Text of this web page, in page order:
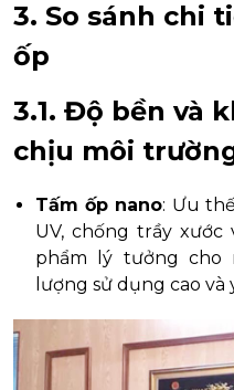
3. So sánh chi
ốp
3.1. Độ bền và
chịu môi
Tấm ốp nano: Ưu
UV, chống trầy xước
phẩm lý tưởng cho
lượng sử dụng cao